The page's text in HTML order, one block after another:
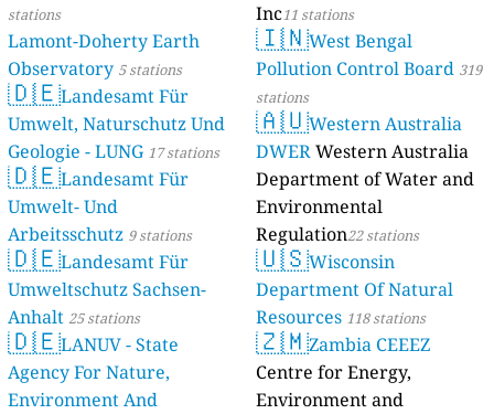
stations
Lamont-Doherty Earth
Observatory 5 stations
🇩🇪Landesamt Für
Umwelt, Naturschutz Und
Geologie - LUNG 17 stations
🇩🇪Landesamt Für
Umwelt- Und
Arbeitsschutz 9 stations
🇩🇪Landesamt Für
Umweltschutz Sachsen-
Anhalt 25 stations
🇩🇪LANUV - State
Agency For Nature,
Environment And
Inc11 stations
🇮🇳West Bengal
Pollution Control Board 319
stations
🇦🇺Western Australia
DWERWestern Australia
Department of Water and
Environmental
Regulation22 stations
🇺🇸Wisconsin
Department Of Natural
Resources 118 stations
🇿🇲Zambia CEEEZ
Centre for Energy,
Environment and